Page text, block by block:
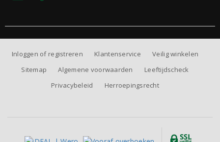
Inloggen of registreren Klantenservice
Veilig winkelen
Sitemap
Algemene voorwaarden
Leeftijdscheck
Privacybeleid
Herroepingsrecht